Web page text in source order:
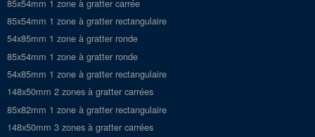
85x54mm 1 zone à gratter carrée
85x54mm 1 zone à gratter rectangulaire
54x85mm 1 zone à gratter ronde
85x54mm 1 zone à gratter ronde
54x85mm 1 zone à gratter rectangulaire
148x50mm 2 zones à gratter carrées
85x82mm 1 zone à gratter rectangulaire
148x50mm 3 zones à gratter carrées